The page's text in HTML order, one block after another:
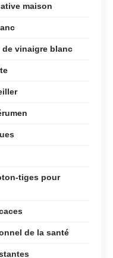
maison
de vinaigre blanc
tiges pour
de la santé